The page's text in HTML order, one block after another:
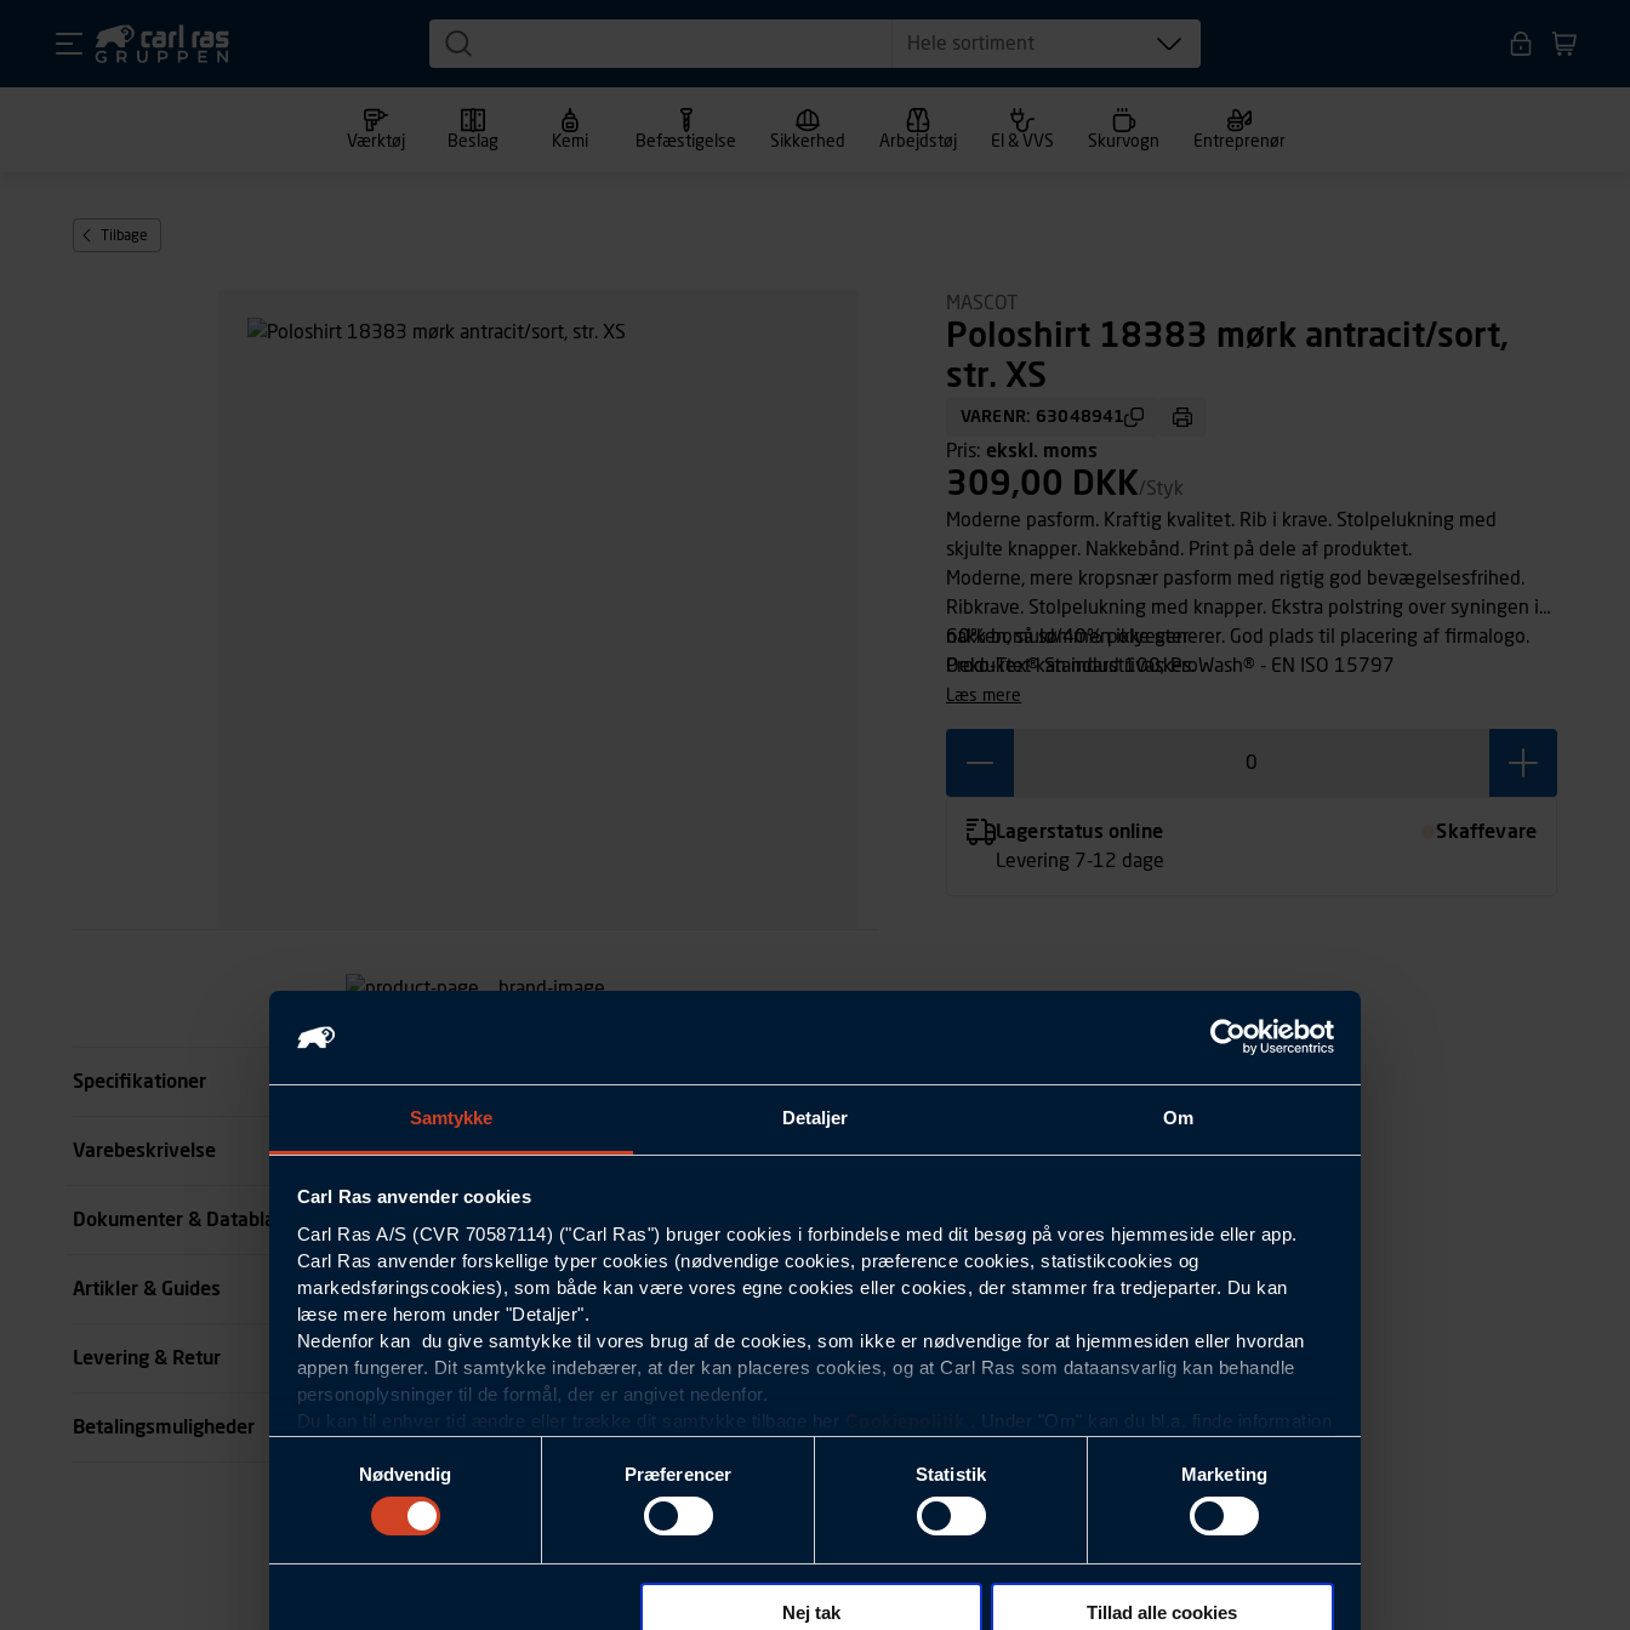
Samtykke Detaljer Om
Carl Ras anvender cookies
Carl Ras A/S (CVR 70587114) ("Carl Ras") bruger cookies i forbindelse med dit besøg på vores hjemmeside eller app.
Carl Ras anvender forskellige typer cookies (nødvendige cookies, præference cookies, statistikcookies og
markedsføringscookies), som både kan være vores egne cookies eller cookies, der stammer fra tredjeparter. Du kan
læse mere herom under "Detaljer".
Nedenfor kan du give samtykke til vores brug af de cookies, som ikke er nødvendige for at hjemmesiden eller hvordan
appen fungerer. Dit samtykke indebærer, at der kan placeres cookies, og at Carl Ras som dataansvarlig kan behandle
personoplysninger til de formål, der er angivet nedenfor.
Du kan til enhver tid ændre eller trække dit samtykke tilbage her
. Under "Om" kan du bl.a. finde information
Statistikcookies
Carl Ras anvender statistikcookies med det formål at optimere design, brugervenlighed og effektiviteten af vores
hjemmeside og apps, herunder analyser af, hvilke oplysninger der er mest populære, og som derfor skal være nemme at
færden på siderne, tidspunkt, hvad der klikkes på, sider/indhold der besøges, browsertype, søgeord, IP-adresse,
informationer om enhedstype (computer, smartphone mv.) samt de features, der anvendes.
Nødvendig
Præferencer Statistik Marketing
Nej tak Tillad alle cookies
Hele sortiment
Værktøj Beslag Kemi Befæstigelse Sikkerhed Arbejdstøj El & VVS Skurvogn Entreprenør
Tilbage
Specifikationer
Størrelse
Herre
se all specifikationer
Varebeskrivelse
Dokumenter & Datablade
Artikler & Guides
Levering & Retur
Betalingsmuligheder
MASCOT
Poloshirt 18383 mørk antracit/sort,
str. XS
VARENR: 63048941
Pris: ekskl. moms
309,00 DKK/Styk
Moderne pasform. Kraftig kvalitet. Rib i krave. Stolpelukning med
skjulte knapper. Nakkebånd. Print på dele af produktet.
Moderne, mere kropsnær pasform med rigtig god bevægelsesfrihed.
Ribkrave. Stolpelukning med knapper. Ekstra polstring over syningen i
nakken, så sømmen ikke generer. God plads til placering af firmalogo.
Produktet kan industrivaskes.
60% bomuld/40% polyester
Oeko-Tex® Standard 100; ProWash® - EN ISO 15797
læs mere
Lagerstatus online
Levering 7-12 dage
Skaffevare